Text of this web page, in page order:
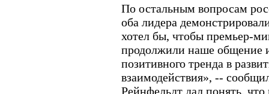
По остальным вопросам
оба лидера
хотел бы, чтобы премьер-
продолжили наше общение
позитивного тренда в
взаимодействия», --
Рейнфельдт дал понять,